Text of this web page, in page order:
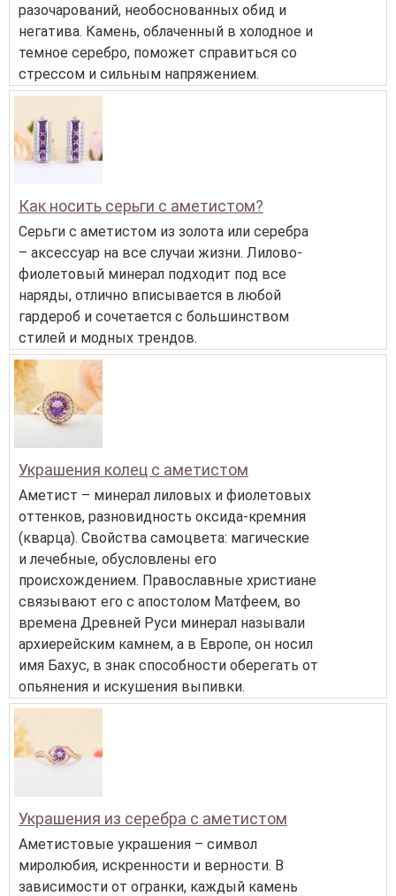
разочарований, необоснованных обид и
негатива. Камень, облаченный в холодное и
темное серебро, поможет справиться со
стрессом и сильным напряжением.
Как носить серьги с аметистом?
Серьги с аметистом из золота или серебра
– аксессуар на все случаи жизни. Лилово-
фиолетовый минерал подходит под все
наряды, отлично вписывается в любой
гардероб и сочетается с большинством
стилей и модных трендов.
Украшения колец с аметистом
Аметист – минерал лиловых и фиолетовых
оттенков, разновидность оксида-кремния
(кварца). Свойства самоцвета: магические
и лечебные, обусловлены его
происхождением. Православные христиане
связывают его с апостолом Матфеем, во
времена Древней Руси минерал называли
архиерейским камнем, а в Европе, он носил
имя Бахус, в знак способности оберегать от
опьянения и искушения выпивки.
Украшения из серебра с аметистом
Аметистовые украшения – символ
миролюбия, искренности и верности. В
зависимости от огранки, каждый камень